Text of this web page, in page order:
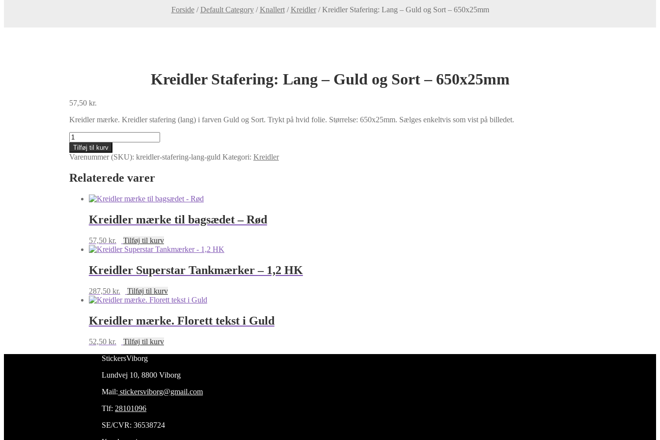
Forside/Default Category/Knallert/Kreidler/Kreidler Stafering: Lang – Guld og Sort – 650x25mm
Kreidler Stafering: Lang – Guld og Sort – 650x25mm
57,50 kr.
Kreidler mærke. Kreidler stafering (lang) i farven Guld og Sort. Trykt på hvid folie. Størrelse: 650x25mm. Sælges enkeltvis som vist på billedet.
Kreidler
Stafering:
Lang
Guld
og
Tilføj til kurv
Varenummer (SKU): kreidler-stafering-lang-guld Kategori: Kreidler
Relaterede varer
Kreidler mærke til bagsædet – Rød
57,50 kr. Tilføj til kurv
Kreidler Superstar Tankmærker – 1,2 HK
287,50 kr. Tilføj til kurv
Kreidler mærke. Florett tekst i Guld
52,50 kr.
Tilføj til kurv
StickersViborg
Lundvej 10, 8800 Viborg
Mail: stickersviborg@gmail.com
Tlf: 28101096
SE/CVR: 36538724